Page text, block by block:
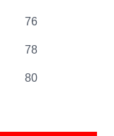
76
78
80